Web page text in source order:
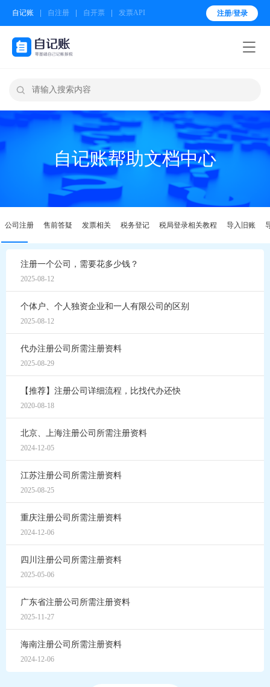
自记账 自注册 自开票 发票API 注册/登录


自记账帮助文档中心
公司注册 售前答疑 发票相关 税务登记 税局登录相关教程 导入旧账
注册一个公司，需要花多少钱？
2025-08-12
个体户、个人独资企业和一人有限公司的区别
2025-08-12
代办注册公司所需注册资料
2025-08-29
【推荐】注册公司详细流程，比找代办还快
2020-08-18
北京、上海注册公司所需注册资料
2024-12-05
江苏注册公司所需注册资料
2025-08-25
重庆注册公司所需注册资料
2024-12-06
四川注册公司所需注册资料
2025-05-06
广东省注册公司所需注册资料
2025-11-27
海南注册公司所需注册资料
2024-12-06